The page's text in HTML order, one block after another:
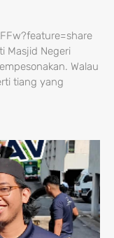
Masjid Negeri
Walau
tiang yang